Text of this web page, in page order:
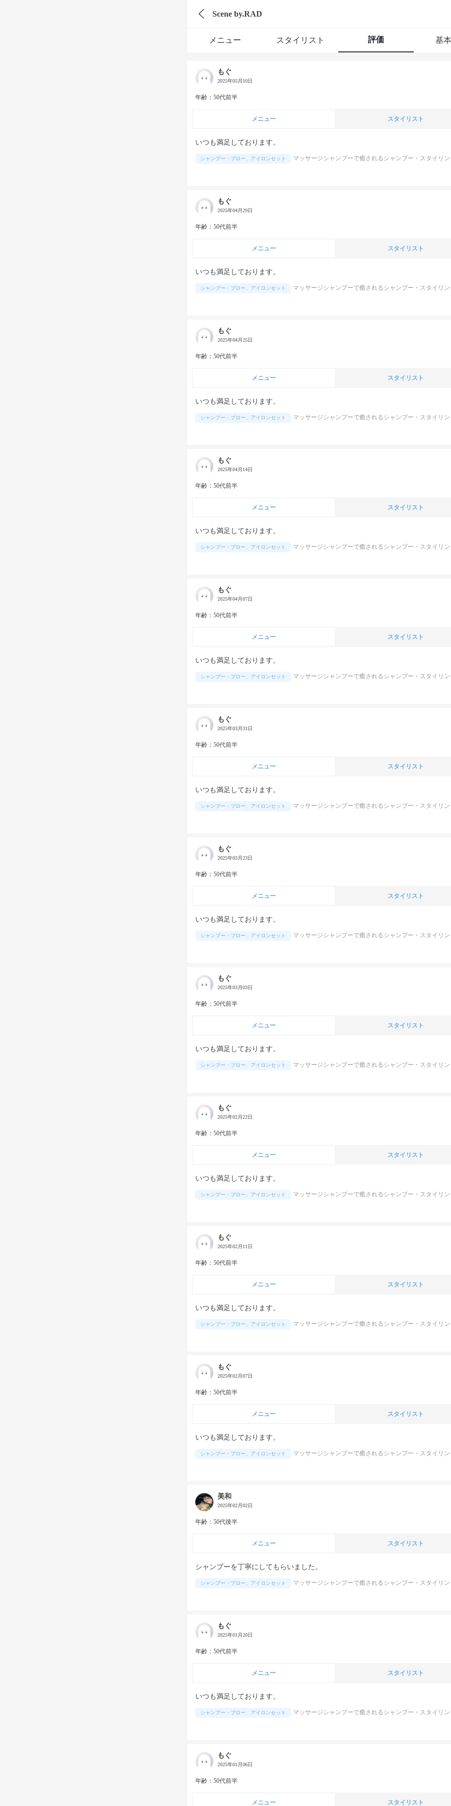
Scene by.RAD
メニュー スタイリスト 評価 基
もぐ
2025年05月10日
年齢：50代前半
メニュー スタイリスト
いつも満足しております。
シャンプー・ブロー、アイロンセット マッサージシャンプーで癒されるシャンプー・スタイリ
もぐ
2025年04月29日
年齢：50代前半
メニュー スタイリスト
いつも満足しております。
シャンプー・ブロー、アイロンセット マッサージシャンプーで癒されるシャンプー・スタイリ
もぐ
2025年04月25日
年齢：50代前半
メニュー スタイリスト
いつも満足しております。
シャンプー・ブロー、アイロンセット マッサージシャンプーで癒されるシャンプー・スタイリ
もぐ
2025年04月14日
年齢：50代前半
メニュー スタイリスト
いつも満足しております。
シャンプー・ブロー、アイロンセット マッサージシャンプーで癒されるシャンプー・スタイリ
もぐ
2025年04月07日
年齢：50代前半
メニュー スタイリスト
いつも満足しております。
シャンプー・ブロー、アイロンセット マッサージシャンプーで癒されるシャンプー・スタイリ
もぐ
2025年03月31日
年齢：50代前半
メニュー スタイリスト
いつも満足しております。
シャンプー・ブロー、アイロンセット マッサージシャンプーで癒されるシャンプー・スタイリ
もぐ
2025年03月23日
年齢：50代前半
メニュー スタイリスト
いつも満足しております。
シャンプー・ブロー、アイロンセット マッサージシャンプーで癒されるシャンプー・スタイリ
もぐ
2025年03月03日
年齢：50代前半
メニュー スタイリスト
いつも満足しております。
シャンプー・ブロー、アイロンセット マッサージシャンプーで癒されるシャンプー・スタイリ
もぐ
2025年02月22日
年齢：50代前半
メニュー スタイリスト
いつも満足しております。
シャンプー・ブロー、アイロンセット マッサージシャンプーで癒されるシャンプー・スタイリ
もぐ
2025年02月11日
年齢：50代前半
メニュー スタイリスト
いつも満足しております。
シャンプー・ブロー、アイロンセット マッサージシャンプーで癒されるシャンプー・スタイリ
もぐ
2025年02月07日
年齢：50代前半
メニュー スタイリスト
いつも満足しております。
シャンプー・ブロー、アイロンセット マッサージシャンプーで癒されるシャンプー・スタイリ
美和
2025年02月02日
年齢：50代後半
メニュー スタイリスト
シャンプーを丁寧にしてもらいました。
シャンプー・ブロー、アイロンセット マッサージシャンプーで癒されるシャンプー・スタイリ
もぐ
2025年01月20日
年齢：50代前半
メニュー スタイリスト
いつも満足しております。
シャンプー・ブロー、アイロンセット マッサージシャンプーで癒されるシャンプー・スタイリ
もぐ
2025年01月06日
年齢：50代前半
メニュー スタイリスト